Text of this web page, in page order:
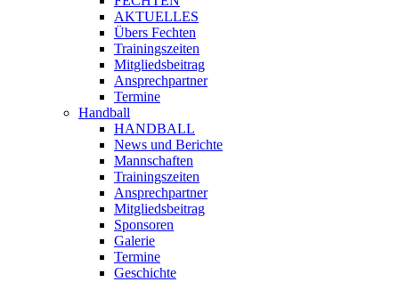
AKTUELLES
Übers Fechten
Trainingszeiten
Mitgliedsbeitrag
Ansprechpartner
Termine
Handball
HANDBALL
News und Berichte
Mannschaften
Trainingszeiten
Ansprechpartner
Mitgliedsbeitrag
Sponsoren
Galerie
Termine
Geschichte